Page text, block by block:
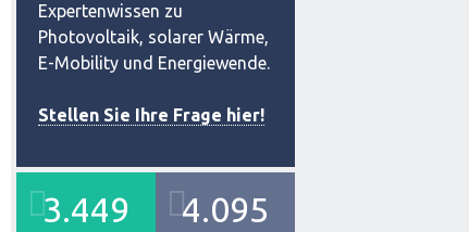
Expertenwissen zu
Photovoltaik, solarer Wärme,
E-Mobility und Energiewende.
Stellen Sie Ihre Frage hier!
3.449 4.095